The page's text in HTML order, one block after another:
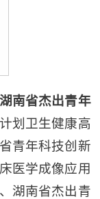
湖南省杰出青年
划卫生健康高
青年科技创新
医学成像应用
湖南省杰出青